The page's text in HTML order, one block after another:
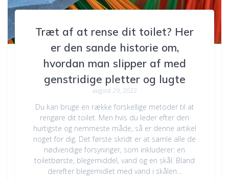
Træt af at rense dit toilet? Her
er den sande historie om,
hvordan man slipper af med
genstridige pletter og lugte
august 29, 2022
Du kan bruge en række forskellige metoder til at
rengøre dit toilet. Men hvis du leder efter den
hurtigste og nemmeste måde, så er denne artikel
noget for dig. Det første skridt er at samle alle de
nødvendige forsyninger, som inkluderer: en
toiletbørste, blegemiddel, vand og en skål. Bland
derefter blegemidlet med vand i skålen…